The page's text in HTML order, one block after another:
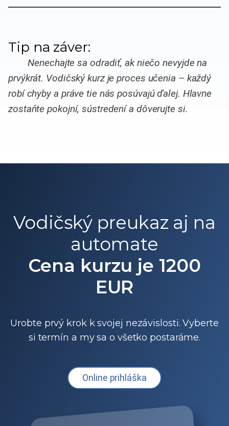
Tip na záver:
Nenechajte sa odradiť, ak niečo nevyjde na
prvýkrát. Vodičský kurz je proces učenia – každý
robí chyby a práve tie nás posúvajú ďalej. Hlavne
zostaňte pokojní, sústredení a dôverujte si.
Vodičský preukaz aj na
automate
Cena kurzu je 1200
EUR
Urobte prvý krok k svojej nezávislosti. Vyberte
si termín a my sa o všetko postaráme.
Online prihláška